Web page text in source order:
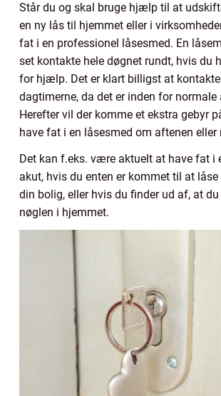
Står du og skal bruge hjælp til at
en ny lås til hjemmet eller i
fat i en professionel låsesmed. En
set kontakte hele døgnet rundt, hvis du
for hjælp. Det er klart billigst at
dagtimerne, da det er inden for normale
Herefter vil der komme et ekstra gebyr
have fat i en låsesmed om aftenen
Det kan f.eks. være aktuelt at have fat i
akut, hvis du enten er kommet til at
din bolig, eller hvis du finder ud af, at
nøglen i hjemmet.